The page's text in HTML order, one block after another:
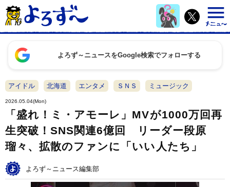
よろず～ニュースをGoogle検索でフォローする
アイドル 北海道 エンタメ ＳＮＳ ミュージック
2026.05.04(Mon)
「盛れ！ミ・アモーレ」MVが1000万回再
生突破！SNS関連6億回 リーダー段原
瑠々、拡散のファンに「いい人たち」
よろず～ニュース編集部